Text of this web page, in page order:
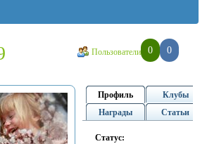
0 0
Пользователи
Профиль
Клубы
Награды
Статьи
Статус: